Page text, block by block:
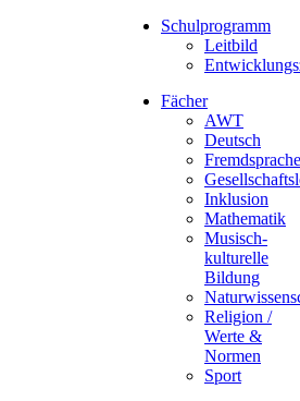
Schulprogramm
Leitbild
Fächer
AWT
Deutsch
Inklusion
Mathematik
Musisch-
kulturelle
Bildung
Religion /
Werte &
Normen
Sport